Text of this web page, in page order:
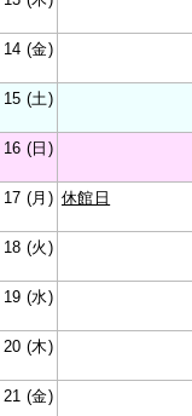
14 (金)
15 (土)
16 (日)
17 (月) 休館日
18 (火)
19 (水)
20 (木)
21 (金)